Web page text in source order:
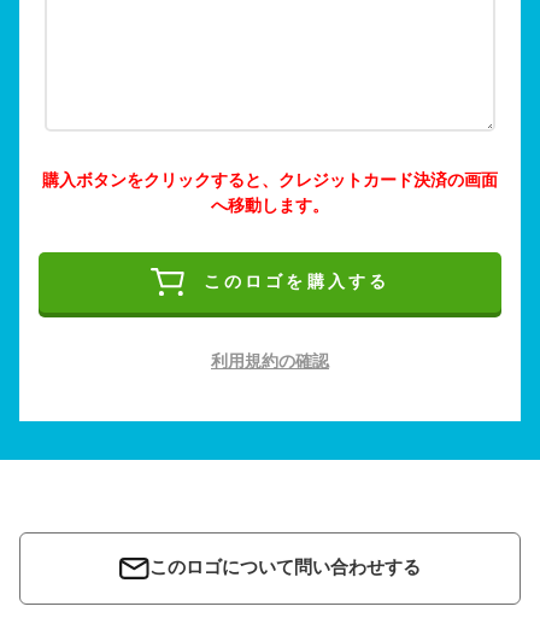
購入ボタンをクリックすると、クレジットカード決済の画面
へ移動します。
このロゴを購入する
利用規約の確認
このロゴについて問い合わせする